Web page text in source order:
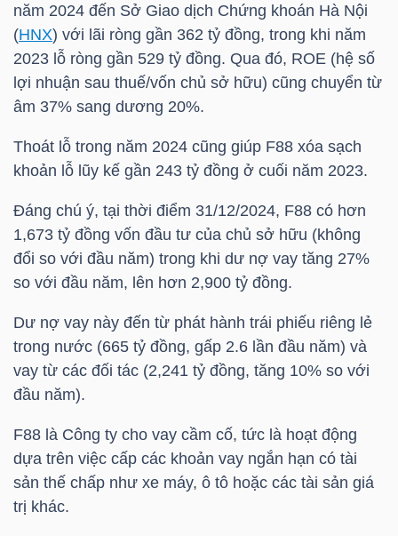
năm 2024 đến Sở Giao dịch Chứng khoán Hà Nội
(HNX) với lãi ròng gần 362 tỷ đồng, trong khi năm
2023 lỗ ròng gần 529 tỷ đồng. Qua đó, ROE (hệ số
lợi nhuận sau thuế/vốn chủ sở hữu) cũng chuyển từ
âm 37% sang dương 20%.
Thoát lỗ trong năm 2024 cũng giúp F88 xóa sạch
khoản lỗ lũy kế gần 243 tỷ đồng ở cuối năm 2023.
Đáng chú ý, tại thời điểm 31/12/2024, F88 có hơn
1,673 tỷ đồng vốn đầu tư của chủ sở hữu (không
đổi so với đầu năm) trong khi dư nợ vay tăng 27%
so với đầu năm, lên hơn 2,900 tỷ đồng.
Dư nợ vay này đến từ phát hành trái phiếu riêng lẻ
trong nước (665 tỷ đồng, gấp 2.6 lần đầu năm) và
vay từ các đối tác (2,241 tỷ đồng, tăng 10% so với
đầu năm).
F88 là Công ty cho vay cầm cố, tức là hoạt động
dựa trên việc cấp các khoản vay ngắn hạn có tài
sản thế chấp như xe máy, ô tô hoặc các tài sản giá
trị khác.
KINH
TẾ
THẾ
ĐÔNG
DƯƠNG
TÀI
CHÍNH